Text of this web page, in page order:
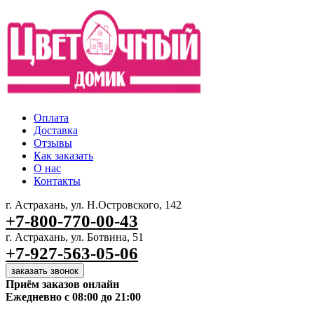
Оплата
Доставка
Отзывы
Как заказать
О нас
Контакты
г. Астрахань, ул. Н.Островского, 142
+7-800-770-00-43
г. Астрахань, ул. Ботвина, 51
+7-927-563-05-06
заказать звонок
Приём заказов онлайн
Ежедневно с 08:00 до 21:00